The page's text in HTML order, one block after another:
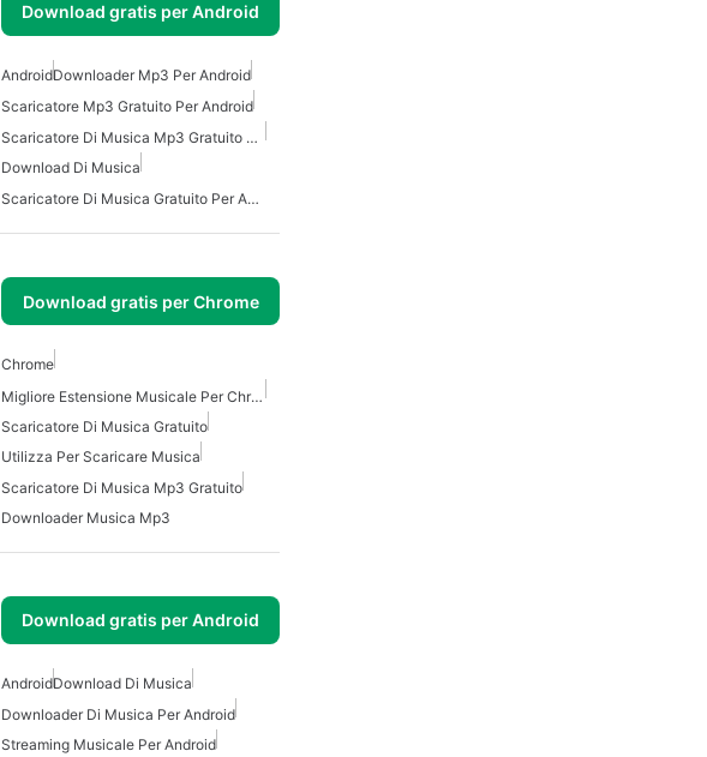
Download gratis per Android
AndroidDownloader Mp3 Per Android
Scaricatore Mp3 Gratuito Per Android
Scaricatore Di Musica Mp3 Gratuito Per Android
Download Di Musica
Scaricatore Di Musica Gratuito Per Android
Download gratis per Chrome
Chrome
Migliore Estensione Musicale Per Chrome
Scaricatore Di Musica Gratuito
Utilizza Per Scaricare Musica
Scaricatore Di Musica Mp3 Gratuito
Downloader Musica Mp3
Download gratis per Android
AndroidDownload Di Musica
Downloader Di Musica Per Android
Streaming Musicale Per Android